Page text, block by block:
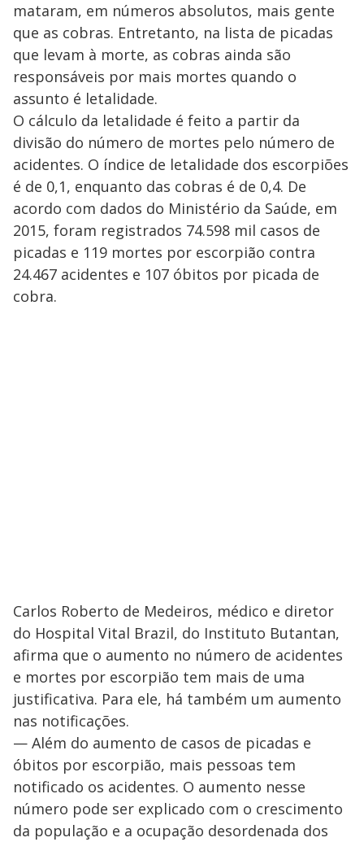
mataram, em números absolutos, mais gente
que as cobras. Entretanto, na lista de picadas
que levam à morte, as cobras ainda são
responsáveis por mais mortes quando o
assunto é letalidade.
O cálculo da letalidade é feito a partir da
divisão do número de mortes pelo número de
acidentes. O índice de letalidade dos escorpiões
é de 0,1, enquanto das cobras é de 0,4. De
acordo com dados do Ministério da Saúde, em
2015, foram registrados 74.598 mil casos de
picadas e 119 mortes por escorpião contra
24.467 acidentes e 107 óbitos por picada de
cobra.
Carlos Roberto de Medeiros, médico e diretor
do Hospital Vital Brazil, do Instituto Butantan,
afirma que o aumento no número de acidentes
e mortes por escorpião tem mais de uma
justificativa. Para ele, há também um aumento
nas notificações.
— Além do aumento de casos de picadas e
óbitos por escorpião, mais pessoas tem
notificado os acidentes. O aumento nesse
número pode ser explicado com o crescimento
da população e a ocupação desordenada dos